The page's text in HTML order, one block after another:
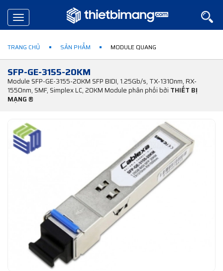
Toggle
navigation
TRANG CHỦ SẢN PHẨM MODULE QUANG
SFP-GE-3155-20KM
Module SFP-GE-3155-20KM SFP BIDI, 1.25Gb/s, TX-1310nm, RX-
1550nm, SMF, Simplex LC, 20KM Module phân phối bởi THIẾT BỊ
MẠNG ®